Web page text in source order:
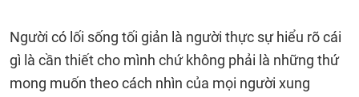
Người có lối sống tối giản là người thực sự hiểu rõ cái
gì là cần thiết cho mình chứ không phải là những thứ
mong muốn theo cách nhìn của mọi người xung